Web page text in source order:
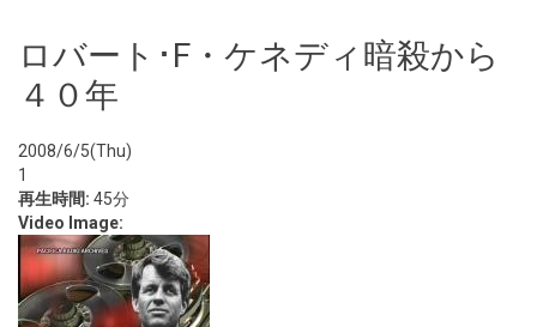
ロバート･F・ケネディ暗殺から
４０年
2008/6/5(Thu)
1
再生時間: 45分
Video Image: